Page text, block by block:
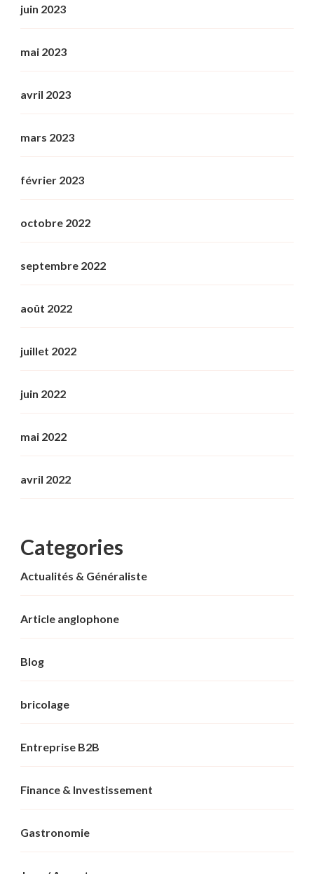
juin 2023
mai 2023
avril 2023
mars 2023
février 2023
octobre 2022
septembre 2022
août 2022
juillet 2022
juin 2022
mai 2022
avril 2022
Categories
Actualités & Généraliste
Article anglophone
Blog
bricolage
Entreprise B2B
Finance & Investissement
Gastronomie